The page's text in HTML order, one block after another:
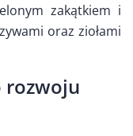
zakątkiem i
oraz ziołami
rozwoju